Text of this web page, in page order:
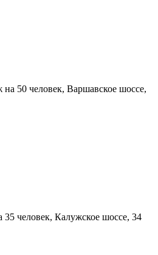
50 человек, Варшавское шоссе,
человек, Калужское шоссе, 34